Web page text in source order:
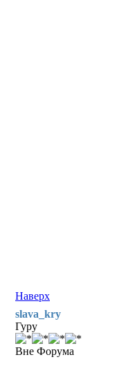
Наверх
slava_kry
Гуру
Вне Форума